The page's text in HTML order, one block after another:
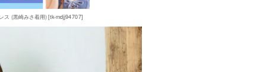
ス (黒崎みさ着用) [tk-mdjj94707]